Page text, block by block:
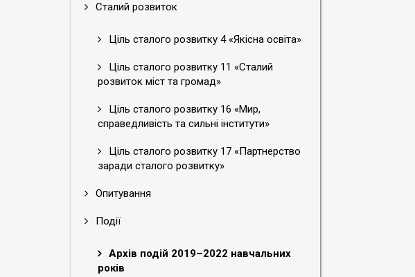
Сталий розвиток
Ціль сталого розвитку 4 «Якісна освіта»
Ціль сталого розвитку 11 «Сталий
розвиток міст та громад»
Ціль сталого розвитку 16 «Мир,
справедливість та сильні інститути»
Ціль сталого розвитку 17 «Партнерство
заради сталого розвитку»
Опитування
Події
Архів подій 2019–2022 навчальних
років